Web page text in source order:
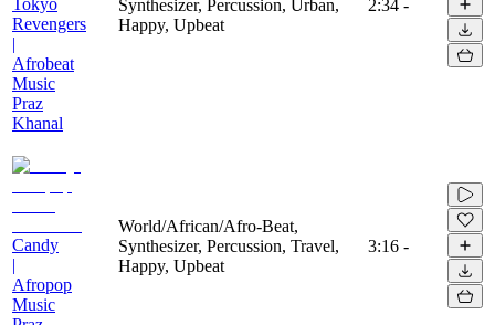
Revengers
|
Afrobeat
Music
Praz
Khanal
Synthesizer, Percussion, Urban,
Happy, Upbeat
2:34 -
Candy
|
Afropop
Music
World/African/Afro-Beat,
Synthesizer, Percussion, Travel,
Happy, Upbeat
3:16 -